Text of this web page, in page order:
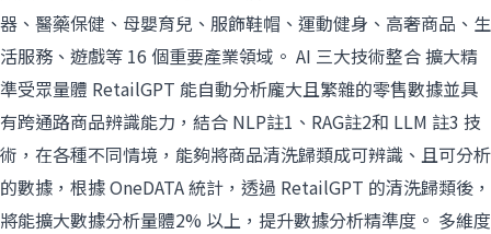
器、醫藥保健、母嬰育兒、服飾鞋帽、運動健身、高奢商品、生
活服務、遊戲等 16 個重要產業領域。 AI 三大技術整合 擴大精
準受眾量體 RetailGPT 能自動分析龐大且繁雜的零售數據並具
有跨通路商品辨識能力，結合 NLP註1、RAG註2和 LLM 註3 技
術，在各種不同情境，能夠將商品清洗歸類成可辨識、且可分析
的數據，根據 OneDATA 統計，透過 RetailGPT 的清洗歸類後，
將能擴大數據分析量體2% 以上，提升數據分析精準度。 多維度